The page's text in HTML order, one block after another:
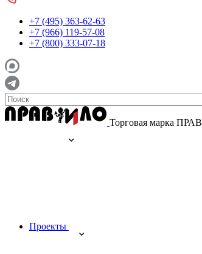
+7 (495) 363-62-63
+7 (966) 119-57-08
+7 (800) 333-07-18
Торговая марка
Проекты